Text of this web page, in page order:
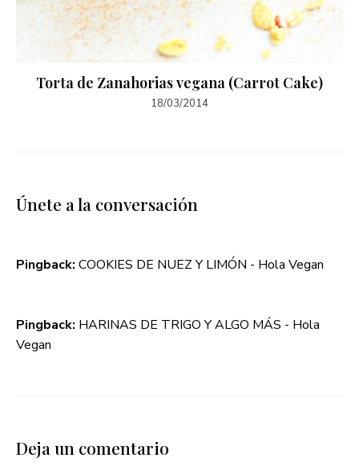
Torta de Zanahorias vegana (Carrot Cake)
18/03/2014
Únete a la conversación
Pingback: COOKIES DE NUEZ Y LIMÓN - Hola Vegan
Pingback: HARINAS DE TRIGO Y ALGO MÁS - Hola
Vegan
Deja un comentario